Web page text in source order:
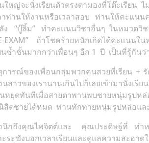
ใหญ่จะนั่งเรียนตัวตรงตามองที่โต๊ะเรียน
าท่านให้งานหรือเวลาสอบ ท่านให้คะแน
ง “บู๊ลิ้ม” ทำคะแนนวิชาอื่นๆ ในหมวดวิ
EXAM” ถ้าโชคร้ายหนักเกิดได้คะแนน
นซ้ำชั้นมากกว่าเพื่อนๆ อีก 1 ปี เป็นที่รู้กัน
การณ์ของเพื่อนกลุ่มพวกคนสวยที่เรียน +
นสาวของเรานานเกินไปก็เลยเข้ามานั่
หยุดทันทีเมื่อสายตาพานพบชายหนุ่มรูป
สิตชายได้หมด ท่านทักทายหนุ่มรูปหล่อแล
นึกถึงคุณไพจิตต์และ คุณประดิษฐ์ที่ ทำห
ะระฆังบอกเวลาเรียนและดูแลความสะอา